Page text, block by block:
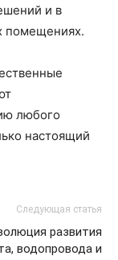
и в
помещениях.
любого
настоящий
Следующая статья
развития
водопровода и